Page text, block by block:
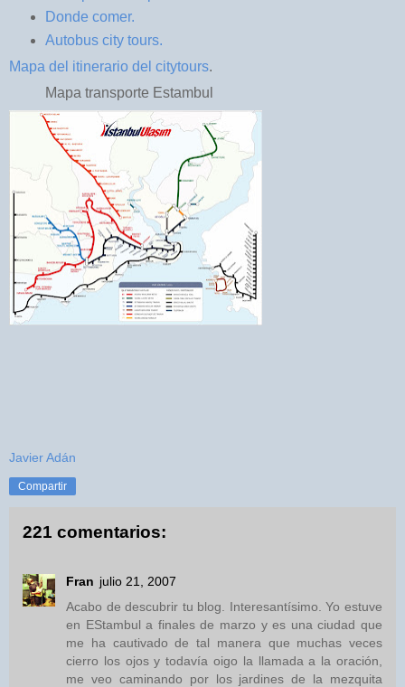
Donde comer.
Autobus city tours.
Mapa del itinerario del citytours.
Mapa transporte Estambul
Javier Adán
Compartir
221 comentarios:
Fran julio 21, 2007
Acabo de descubrir tu blog. Interesantísimo. Yo estuve
en EStambul a finales de marzo y es una ciudad que
me ha cautivado de tal manera que muchas veces
cierro los ojos y todavía oigo la llamada a la oración,
me veo caminando por los jardines de la mezquita